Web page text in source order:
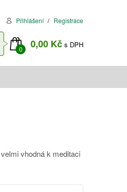
Přihlášení Registrace
0 0,00 Kč s DPH
vhodná k meditaci